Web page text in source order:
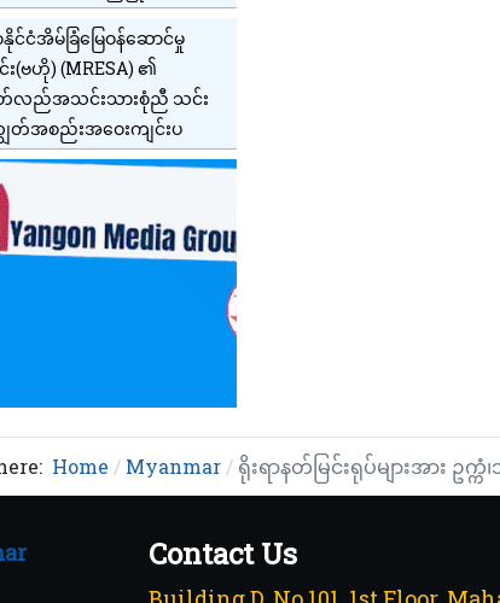
ာနိုင်ငံအိမ်ခြံမြေဝန်ဆောင်မှု
(ဗဟို) (MRESA) ၏
လည်အသင်းသားစုံညီ သင်း
တ်အစည်းအဝေးကျင်းပ
Home Myanmar ရိုးရာနတ်မြင်းရုပ်များအား
Contact Us